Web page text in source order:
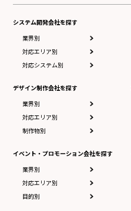
システム開発会社を探す
業界別
対応エリア別
対応システム別
デザイン制作会社を探す
業界別
対応エリア別
制作物別
イベント・プロモーション会社を探す
業界別
対応エリア別
目的別